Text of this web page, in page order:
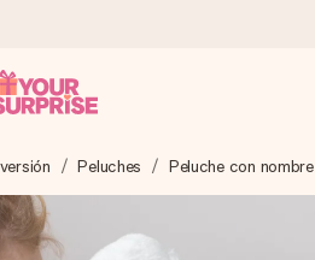
cuidado y lo enviamos al vuelo,
el momento perfecto, cuando más
Peluches Peluche con nombre